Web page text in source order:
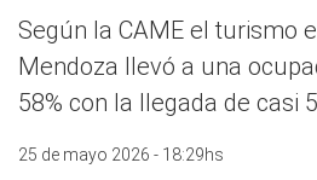
Según la CAME el turismo
Mendoza llevó a una
58% con la llegada de casi
25 de mayo 2026 - 18:29hs